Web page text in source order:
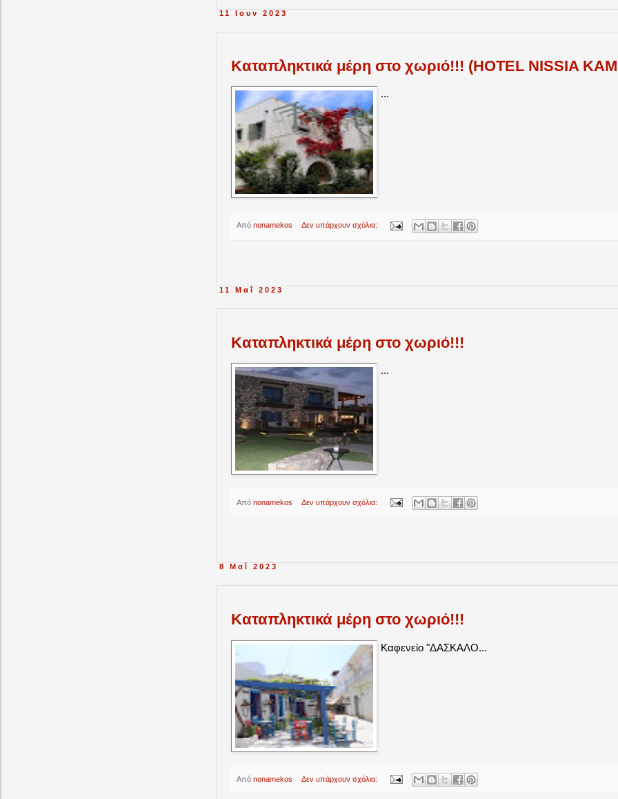
11 Ιουν 2023
Kαταπληκτικά μέρη στο χωριό!!! (HOTEL NISSIA
...
Από nonamekos Δεν υπάρχουν σχόλια:
11 Μαΐ 2023
Kαταπληκτικά μέρη στο χωριό!!!
...
Από nonamekos Δεν υπάρχουν σχόλια:
8 Μαΐ 2023
Kαταπληκτικά μέρη στο χωριό!!!
Καφενείο "ΔΑΣΚΑΛΟ...
Από nonamekos Δεν υπάρχουν σχόλια: